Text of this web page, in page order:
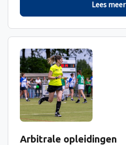
Lees meer
Arbitrale opleidingen